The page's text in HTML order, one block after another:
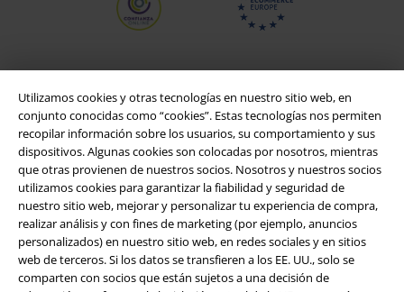
Utilizamos cookies y otras tecnologías en nuestro sitio web, en
conjunto conocidas como “cookies”. Estas tecnologías nos permiten
recopilar información sobre los usuarios, su comportamiento y sus
dispositivos. Algunas cookies son colocadas por nosotros, mientras
que otras provienen de nuestros socios. Nosotros y nuestros socios
utilizamos cookies para garantizar la fiabilidad y seguridad de
nuestro sitio web, mejorar y personalizar tu experiencia de compra,
realizar análisis y con fines de marketing (por ejemplo, anuncios
personalizados) en nuestro sitio web, en redes sociales y en sitios
web de terceros. Si los datos se transfieren a los EE. UU., solo se
comparten con socios que están sujetos a una decisión de
Legal
Términos y Condiciones